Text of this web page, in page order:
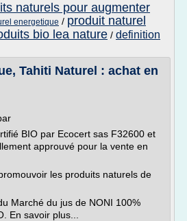
naturels pour augmenter
energetique / produit naturel
bio lea nature / definition
Tahiti Naturel : achat en
BIO par Ecocert sas F32600 et
approuvé pour la vente en
les produits naturels de
Marché du jus de NONI 100%
En savoir plus...